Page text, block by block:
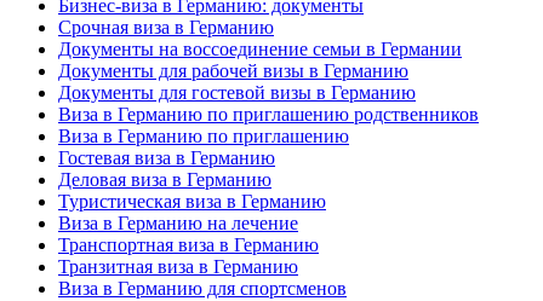
Бизнес-виза в Германию: документы
Срочная виза в Германию
Документы на воссоединение семьи в Германии
Документы для рабочей визы в Германию
Документы для гостевой визы в Германию
Виза в Германию по приглашению родственников
Виза в Германию по приглашению
Гостевая виза в Германию
Деловая виза в Германию
Туристическая виза в Германию
Виза в Германию на лечение
Транспортная виза в Германию
Транзитная виза в Германию
Виза в Германию для спортсменов